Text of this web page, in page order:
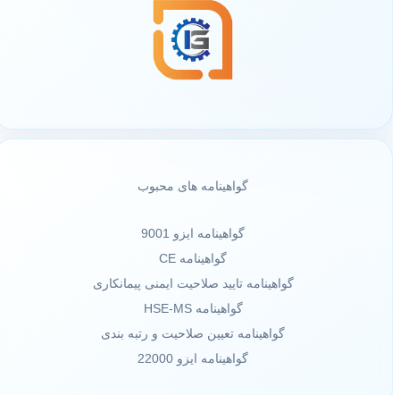
گواهینامه های محبوب
گواهینامه ایزو 9001
گواهینامه CE
گواهینامه تایید صلاحیت ایمنی پیمانکاری
گواهینامه HSE-MS
گواهینامه تعیین صلاحیت و رتبه بندی
گواهینامه ایزو 22000